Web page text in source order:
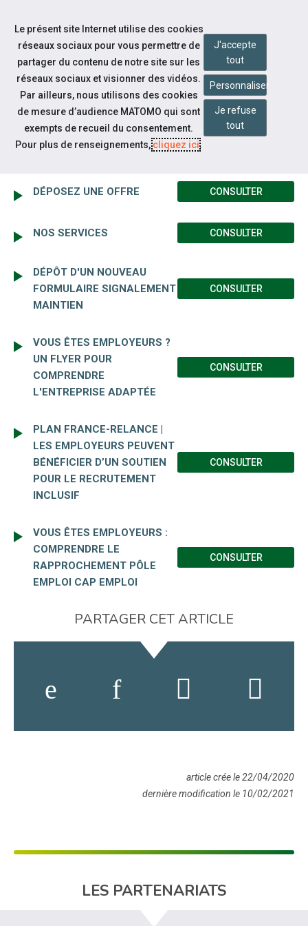
Aller au contenu
Espace employeur
ESPACE EMPLOYEUR
DÉPOSEZ UNE OFFRE CONSULTER
NOS SERVICES CONSULTER
DÉPÔT D'UN NOUVEAU
FORMULAIRE SIGNALEMENT
MAINTIEN
CONSULTER
VOUS ÊTES EMPLOYEURS ?
UN FLYER POUR
COMPRENDRE
L'ENTREPRISE ADAPTÉE
CONSULTER
PLAN FRANCE-RELANCE |
LES EMPLOYEURS PEUVENT
BÉNÉFICIER D’UN SOUTIEN
POUR LE RECRUTEMENT
INCLUSIF
CONSULTER
VOUS ÊTES EMPLOYEURS :
COMPRENDRE LE
RAPPROCHEMENT PÔLE
EMPLOI CAP EMPLOI
CONSULTER
PARTAGER CET ARTICLE
article crée le 22/04/2020
dernière modification le 10/02/2021
LES PARTENARIATS
Le présent site Internet utilise des cookies
réseaux sociaux pour vous permettre de
partager du contenu de notre site sur les
réseaux sociaux et visionner des vidéos.
Par ailleurs, nous utilisons des cookies
de mesure d’audience MATOMO qui sont
exempts de recueil du consentement.
Pour plus de renseignements,cliquez ici.
J'accepte
tout
Personnaliser
Je refuse
tout